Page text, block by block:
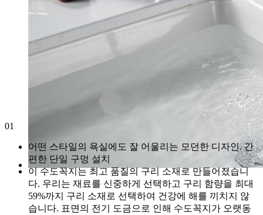
01
어떤 스타일의 욕실에도 잘 어울리는 모던한 디자인. 간
편한 단일 구멍 설치
이 수도꼭지는 최고 품질의 구리 소재로 만들어졌습니
다. 우리는 재료를 신중하게 선택하고 구리 함량을 최대
59%까지 구리 소재로 선택하여 건강에 해를 끼치지 않
습니다. 표면의 전기 도금으로 인해 수도꼭지가 오랫동